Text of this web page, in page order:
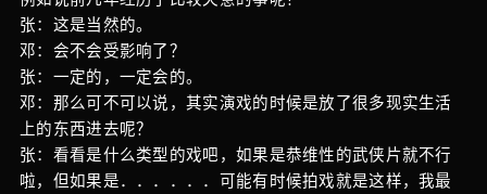
张：这是当然的。
邓：会不会受影响了？
张：一定的，一定会的。
邓：那么可不可以说，其实演戏的时候是放了很多现实生活
上的东西进去呢？
张：看看是什么类型的戏吧，如果是恭维性的武侠片就不行
啦，但如果是．．．．．．可能有时候拍戏就是这样，我最